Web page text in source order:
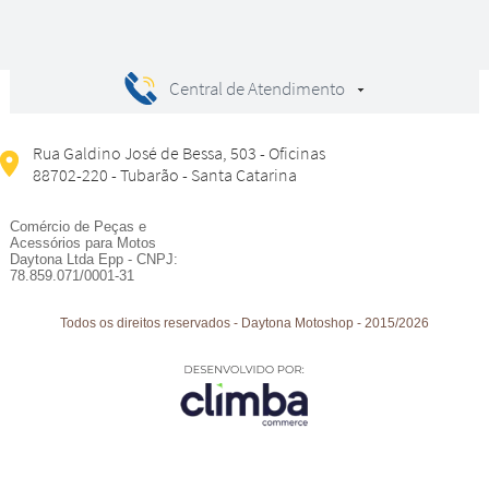
Central de Atendimento
Rua Galdino José de Bessa, 503 - Oficinas
88702-220 - Tubarão - Santa Catarina
Comércio de Peças e
Acessórios para Motos
Daytona Ltda Epp - CNPJ:
78.859.071/0001-31
Todos os direitos reservados -Daytona Motoshop -2015/2026